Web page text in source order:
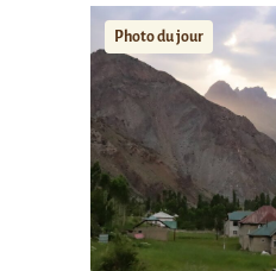
Photo du jour